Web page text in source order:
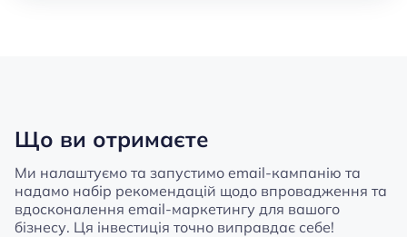
Що ви отримаєте
Ми налаштуємо та запустимо email-кампанію та
надамо набір рекомендацій щодо впровадження та
вдосконалення email-маркетингу для вашого
бізнесу. Ця інвестиція точно виправдає себе!